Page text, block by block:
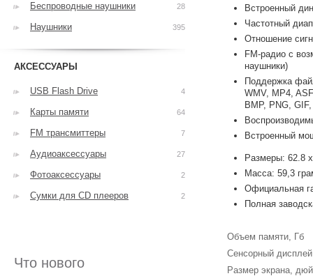
Встроенный
Частотный
Отношение
FM-радио с
наушники)
Поддержка
WMV, MP4,
BMP, PNG,
Встроенный
Размеры: 62.8
Масса: 59,3
Официальная
Полная
Объем памяти, Гб
Сенсорный дисплей
Размер экрана,
Беспроводные наушники 28
Наушники 395
АКСЕССУАРЫ
USB Flash Drive 4
Карты памяти 64
FM трансмиттеры 7
Аудиоаксессуары 27
Фотоаксессуары 2
Сумки для CD плееров 2
Что нового